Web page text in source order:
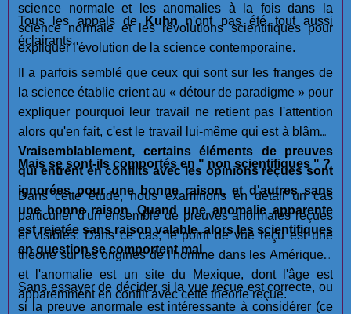
science normale et les anomalies à la fois dans la
science normale et les révolutions scientifiques pour
expliquer l'évolution de la science contemporaine.
Tous les appels de Kuhn n'ont pas été tout aussi
éclairants.
Il a parfois semblé que ceux qui sont sur les franges de
la science établie crient au « détour de paradigme » pour
expliquer pourquoi leur travail ne retient pas l'attention
alors qu'en fait, c'est le travail lui-même qui est à blâmer.
Vraisemblablement, certains éléments de preuves
qui entrent en conflits avec les opinions reçues sont
ignorées pour une bonne raison, et d'autres sans
une bonne raison.Quand une anomalie apparente
est rejetée sans raison valable, alors les scientifiques
en question se comportent mal.
Mais se sont-ils comportés en " non scientifiques " ?
Dans cette étude, nous examinons en détail un cas
particulier d'un ensemble de preuves anormales reçues
et visibles. Dans ce cas, le point de vue reçu est une
théorie sur les origines de l'homme dans les Amériques,
et l'anomalie est un site du Mexique, dont l'âge est
apparemment en conflit avec cette théorie reçue.
Sans essayer de décider si la vue reçue est correcte, ou
si la preuve anormale est intéressante à considérer (ce